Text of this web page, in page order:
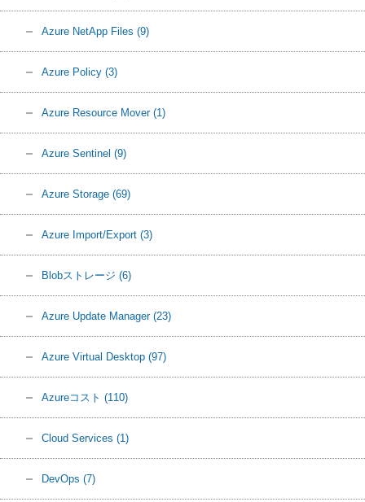
Azure NetApp Files (9)
Azure Policy (3)
Azure Resource Mover (1)
Azure Sentinel (9)
Azure Storage (69)
Azure Import/Export (3)
Blobストレージ (6)
Azure Update Manager (23)
Azure Virtual Desktop (97)
Azureコスト (110)
Cloud Services (1)
DevOps (7)